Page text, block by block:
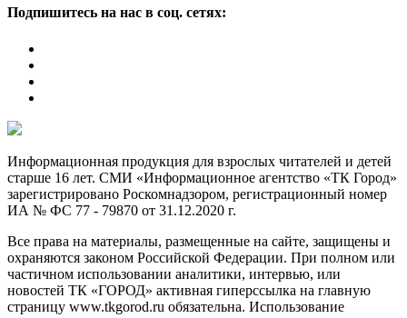
Подпишитесь на нас в соц. сетях:
Информационная продукция для взрослых читателей и детей
старше 16 лет. СМИ «Информационное агентство «ТК Город»
зарегистрировано Роскомнадзором, регистрационный номер
ИА № ФС 77 - 79870 от 31.12.2020 г.
Все права на материалы, размещенные на сайте, защищены и
охраняются законом Российской Федерации. При полном или
частичном использовании аналитики, интервью, или
новостей ТК «ГОРОД» активная гиперссылка на главную
страницу www.tkgorod.ru обязательна. Использование